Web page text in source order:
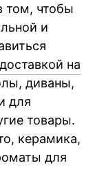
том, чтобы
и
на
диваны,
для
товары.
керамика,
для